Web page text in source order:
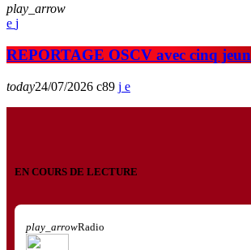
play_arrow
REPORTAGE OSCV avec cinq
today24/07/2026 89
EN COURS DE LECTURE
play_arrowRadio